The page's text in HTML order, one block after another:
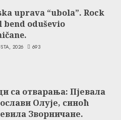
uprava “ubola”. Rock
bend oduševio
2026 693
са отварања: Пјевала
Олује, синоћ
Зворничане.